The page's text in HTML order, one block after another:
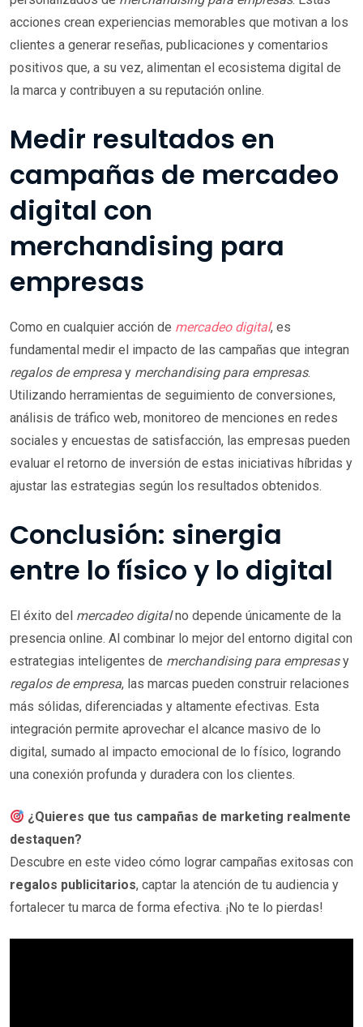
acciones crean experiencias memorables que motivan a los
clientes a generar reseñas, publicaciones y comentarios
positivos que, a su vez, alimentan el ecosistema digital de
la marca y contribuyen a su reputación online.
Medir resultados en
campañas de mercadeo
digital con
merchandising para
empresas
Como en cualquier acción de mercadeo digital, es
fundamental medir el impacto de las campañas que integran
regalos de empresa y merchandising para empresas.
Utilizando herramientas de seguimiento de conversiones,
análisis de tráfico web, monitoreo de menciones en redes
sociales y encuestas de satisfacción, las empresas pueden
evaluar el retorno de inversión de estas iniciativas híbridas y
ajustar las estrategias según los resultados obtenidos.
Conclusión: sinergia
entre lo físico y lo digital
El éxito del mercadeo digitalno depende únicamente de la
presencia online. Al combinar lo mejor del entorno digital con
estrategias inteligentes de merchandising para empresasy
regalos de empresa, las marcas pueden construir relaciones
más sólidas, diferenciadas y altamente efectivas. Esta
integración permite aprovechar el alcance masivo de lo
digital, sumado al impacto emocional de lo físico, logrando
una conexión profunda y duradera con los clientes.
¿Quieres que tus campañas de marketing realmente
destaquen?
Descubre en este video cómo lograr campañas exitosas con
regalos publicitarios, captar la atención de tu audiencia y
fortalecer tu marca de forma efectiva. ¡No te lo pierdas!